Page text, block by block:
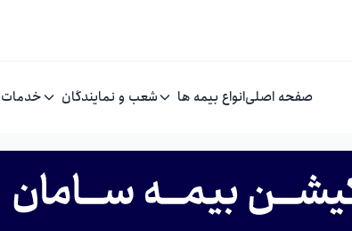
صفحه اصلیانواع بیمه ها شعب و نمایندگان خدمات